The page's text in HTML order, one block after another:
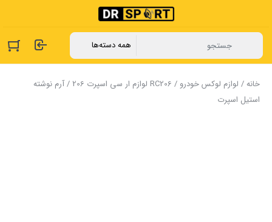
خانه/ لوازم لوکس خودرو / RC206 لوازم ار سی اسپرت 206
/ آرم نوشته
استیل اسپرت